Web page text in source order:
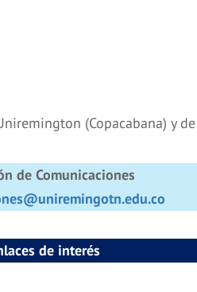
(Copacabana) y
de Comunicaciones
de interés